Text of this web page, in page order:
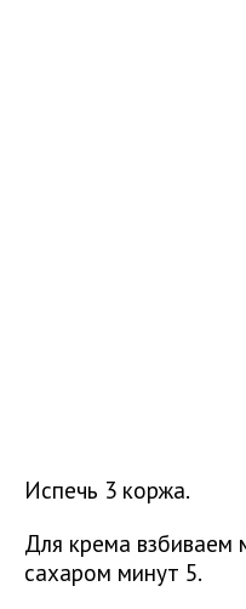
Испечь 3 коржа.
Для крема взбиваем
сахаром минут 5.